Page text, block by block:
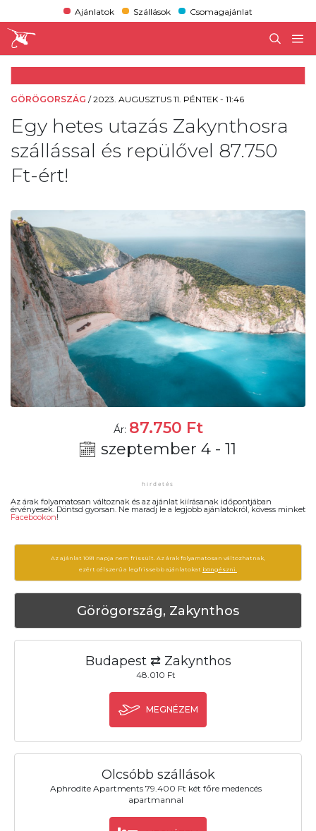
Ajánlatok Szállások Csomagajánlat
GÖRÖGORSZÁG /2023. AUGUSZTUS 11. PÉNTEK - 11:46
Egy hetes utazás Zakynthosra
szállással és repülővel 87.750
Ft-ért!
Ár: 87.750 Ft
szeptember 4 - 11
Az árak folyamatosan változnak és az ajánlat kiírásanak időpontjában
érvényesek. Döntsd gyorsan. Ne maradj le a legjobb ajánlatokról, kövess minket
Facebookon!
Az ajánlat 1091 napja nem frissült. Az árak folyamatosan változhatnak,
ezért célszerű a legfrissebb ajánlatokat böngészni.
Görögország, Zakynthos
Budapest ⇄ Zakynthos
48.010 Ft
MEGNÉZEM
Olcsóbb szállások
Aphrodite Apartments 79.400 Ft két főre medencés
apartmannal